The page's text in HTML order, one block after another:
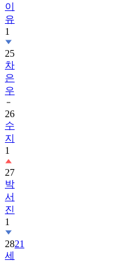
이
유
1
25
차
은
우
26
수
지
1
27
박
서
진
1
2821
세